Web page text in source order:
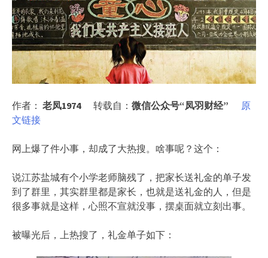
作者： 老凤1974转载自： 微信公众号“凤羽财经”
原
文链接
网上爆了件小事，却成了大热搜。啥事呢？这个：
说江苏盐城有个小学老师脑残了，把家长送礼金的单子发
到了群里，其实群里都是家长，也就是送礼金的人，但是
很多事就是这样，心照不宣就没事，摆桌面就立刻出事。
被曝光后，上热搜了，礼金单子如下：